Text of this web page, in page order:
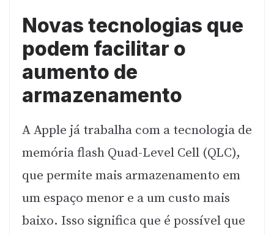
Novas tecnologias que
podem facilitar o
aumento de
armazenamento
A Apple já trabalha com a tecnologia de
memória flash Quad-Level Cell (QLC),
que permite mais armazenamento em
um espaço menor e a um custo mais
baixo. Isso significa que é possível que